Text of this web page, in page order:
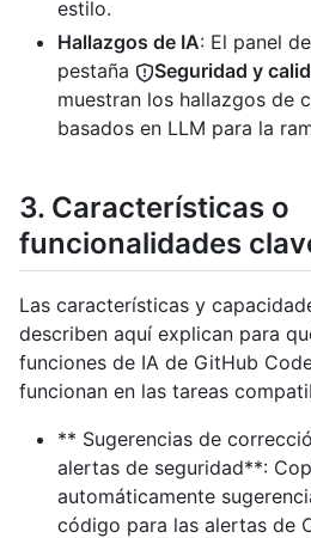
estilo.
Hallazgos de IA: El panel
pestaña
Seguridad y
muestran los hallazgos de
basados en LLM para la
3. Características o
funcionalidades
Las características y
describen aquí explican para
funciones de IA de GitHub
funcionan en las tareas
** Sugerencias de
alertas de seguridad**:
automáticamente
código para las alertas de